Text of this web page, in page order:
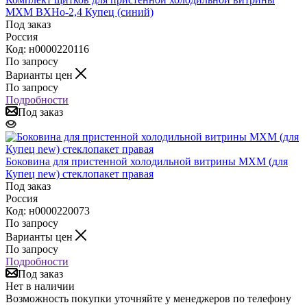
МХМ ВХНо-2,4 Купец (синий)
Под заказ
Россия
Код: н0000220116
По запросу
Варианты цен
По запросу
Подробности
Под заказ
Боковина для пристенной холодильной витрины МХМ (для
Купец new) стеклопакет правая
Под заказ
Россия
Код: н0000220073
По запросу
Варианты цен
По запросу
Подробности
Под заказ
Нет в наличии
Возможность покупки уточняйте у менеджеров по телефону